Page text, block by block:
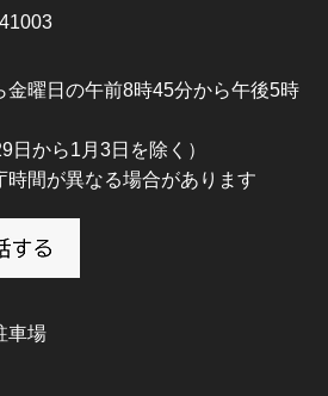
金曜日の午前8時45分から午後5時
日から1月3日を除く）
間が異なる場合があります
車場